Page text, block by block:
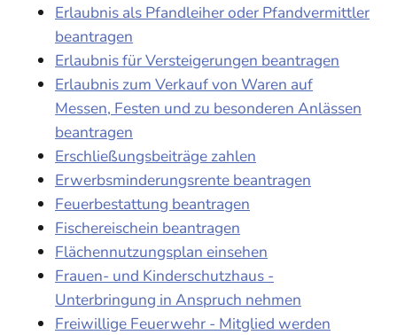
Erlaubnis als Pfandleiher oder Pfandvermittler
beantragen
Erlaubnis für Versteigerungen beantragen
Erlaubnis zum Verkauf von Waren auf
Messen, Festen und zu besonderen Anlässen
beantragen
Erschließungsbeiträge zahlen
Erwerbsminderungsrente beantragen
Feuerbestattung beantragen
Fischereischein beantragen
Flächennutzungsplan einsehen
Frauen- und Kinderschutzhaus -
Unterbringung in Anspruch nehmen
Freiwillige Feuerwehr - Mitglied werden